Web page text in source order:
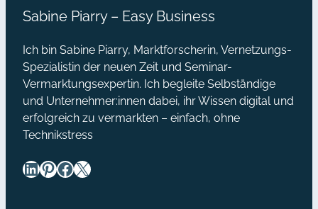
Sabine Piarry – Easy Business
Ich bin Sabine Piarry, Marktforscherin, Vernetzungs-
Spezialistin der neuen Zeit und Seminar-
Vermarktungsexpertin. Ich begleite Selbständige
und Unternehmer:innen dabei, ihr Wissen digital und
erfolgreich zu vermarkten – einfach, ohne
Technikstress
LinkedIn Pinterest Facebook X